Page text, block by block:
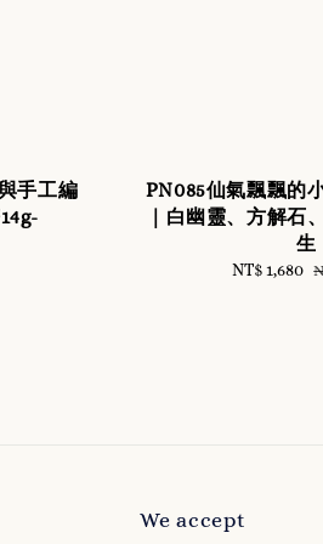
手工編
PN085仙氣飄飄的
｜白幽靈、方解石
生
Sale
NT$ 1,680
We accept